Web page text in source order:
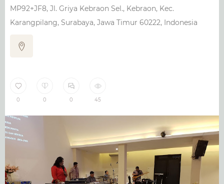
MP92+JF8, Jl. Griya Kebraon Sel., Kebraon, Kec.
Karangpilang, Surabaya, Jawa Timur 60222, Indonesia
0 0 0 45